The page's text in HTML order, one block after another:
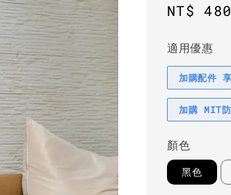
NT$
適用優惠
加購配件
加購 MIT
顏色
黑色